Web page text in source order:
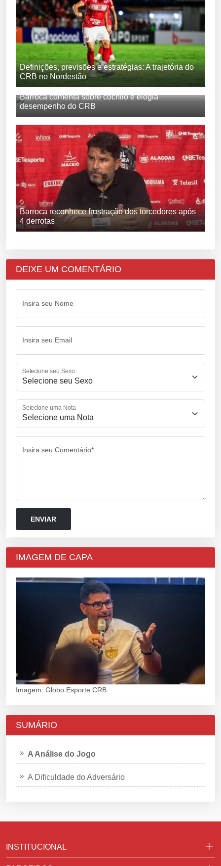
Definições, previsões e estratégias: A trajetória do
CRB no Nordestão
Barroca comenta sobre cochilo e elogia
desempenho do CRB
Barroca reconhece frustração dos torcedores após
4 derrotas
DEIXE UM COMENTÁRIO
Insira seu Nome
Insira seu Email
Selecione seu Sexo
Selecione uma Nota
Insira seu Comentário*
IMAGEM DE CAPA
Imagem: Globo Esporte CRB
SUMÁRIO
A Análise do Jogo
A Dificuldade do Adversário
INSTITUCIONAL